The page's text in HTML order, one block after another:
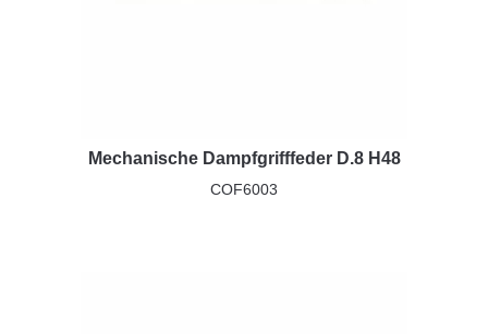
Mechanische Dampfgrifffeder D.8 H48
COF6003